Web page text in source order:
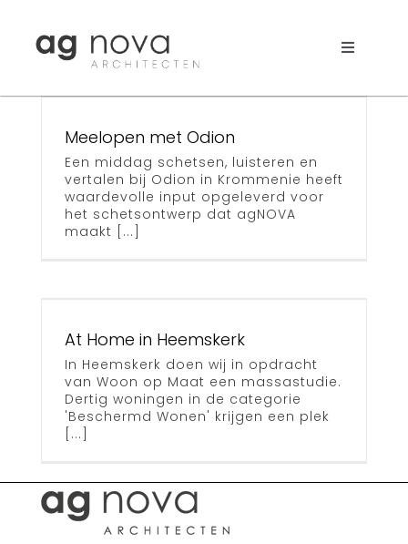
content
Toggle
Werk
Nieuws
Aanpak
Bureau
Meelopen met Odion
Een middag schetsen, luisteren en
vertalen bij Odion in Krommenie heeft
waardevolle input opgeleverd voor
het schetsontwerp dat agNOVA
maakt [...]
At Home in Heemskerk
In Heemskerk doen wij in opdracht
van Woon op Maat een massastudie.
Dertig woningen in de categorie
'Beschermd Wonen' krijgen een plek
[...]